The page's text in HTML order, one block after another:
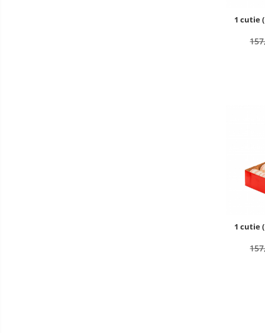
1 cutie
1 cutie